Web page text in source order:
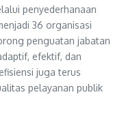
penyederhanaan
36 organisasi
penguatan jabatan
efektif, dan
juga terus
pelayanan publik